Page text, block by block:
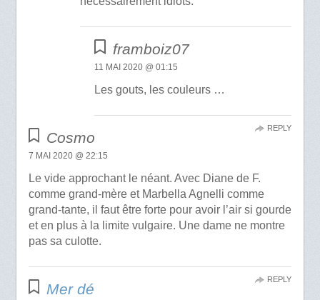
framboiz07
11 MAI 2020 @ 01:15
Les gouts, les couleurs …
Cosmo
7 MAI 2020 @ 22:15
Le vide approchant le néant. Avec Diane de F.
comme grand-mère et Marbella Agnelli comme
grand-tante, il faut être forte pour avoir l’air si gourde
et en plus à la limite vulgaire. Une dame ne montre
pas sa culotte.
REPLY
Mer dé
REPLY